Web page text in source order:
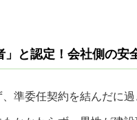
と認定！会社側の安
準委任契約を結んだに